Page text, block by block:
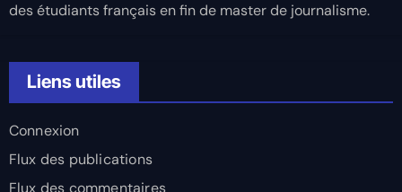
des étudiants français en fin de master de journalisme.
Liens utiles
Connexion
Flux des publications
Flux des commentaires